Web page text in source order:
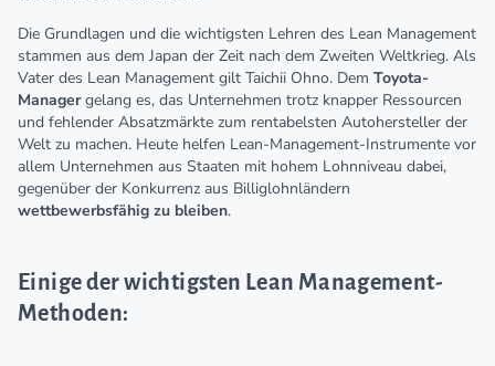
Die Grundlagen und die wichtigsten Lehren des Lean Management
stammen aus dem Japan der Zeit nach dem Zweiten Weltkrieg. Als
Vater des Lean Management gilt Taichii Ohno. Dem Toyota-
Managergelang es, das Unternehmen trotz knapper Ressourcen
und fehlender Absatzmärkte zum rentabelsten Autohersteller der
Welt zu machen. Heute helfen Lean-Management-Instrumente vor
allem Unternehmen aus Staaten mit hohem Lohnniveau dabei,
gegenüber der Konkurrenz aus Billiglohnländern
wettbewerbsfähig zu bleiben.
Einige der wichtigsten Lean Management-
Methoden: